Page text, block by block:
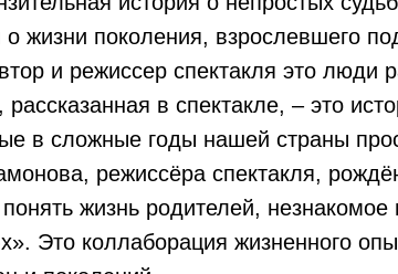
жизни поколения, взрослевшего
и режиссер спектакля это люди
в спектакле, – это
в сложные годы нашей страны
режиссёра спектакля,
жизнь родителей,
Это коллаборация жизненного